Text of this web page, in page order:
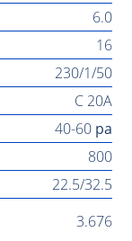
6.0
16
230/1/50
C 20A
40-60 pa
800
22.5/32.5
3.676